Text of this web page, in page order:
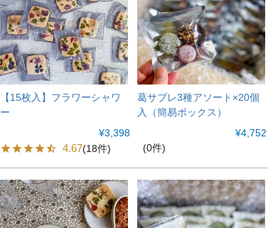
【15枚入】フラワーシャワ
ー
¥3,398
4.67(18件)
葛サブレ3種アソート×20個
入（簡易ボックス）
¥4,752
(0件)